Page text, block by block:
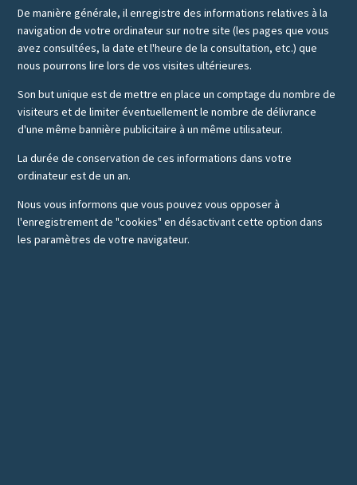
De manière générale, il enregistre des informations relatives à la
navigation de votre ordinateur sur notre site (les pages que vous
avez consultées, la date et l'heure de la consultation, etc.) que
nous pourrons lire lors de vos visites ultérieures.
Son but unique est de mettre en place un comptage du nombre de
visiteurs et de limiter éventuellement le nombre de délivrance
d'une même bannière publicitaire à un même utilisateur.
La durée de conservation de ces informations dans votre
ordinateur est de un an.
Nous vous informons que vous pouvez vous opposer à
l'enregistrement de "cookies" en désactivant cette option dans
les paramètres de votre navigateur.